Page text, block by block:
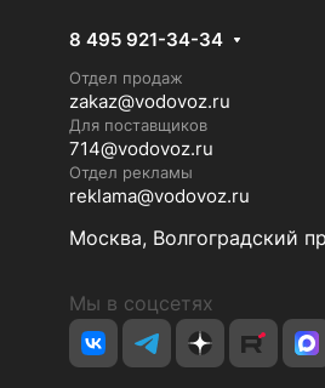
8 495 921-34-34
Отдел продаж
zakaz@vodovoz.ru
Для поставщиков
714@vodovoz.ru
Отдел рекламы
reklama@vodovoz.ru
Москва, Волгоградский
Мы в соцсетях